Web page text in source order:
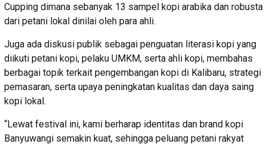
Cupping dimana sebanyak 13 sampel kopi arabika dan robusta
dari petani lokal dinilai oleh para ahli.
Juga ada diskusi publik sebagai penguatan literasi kopi yang
diikuti petani kopi, pelaku UMKM, serta ahli kopi, membahas
berbagai topik terkait pengembangan kopi di Kalibaru, strategi
pemasaran, serta upaya peningkatan kualitas dan daya saing
kopi lokal.
“Lewat festival ini, kami berharap identitas dan brand kopi
Banyuwangi semakin kuat, sehingga peluang petani rakyat